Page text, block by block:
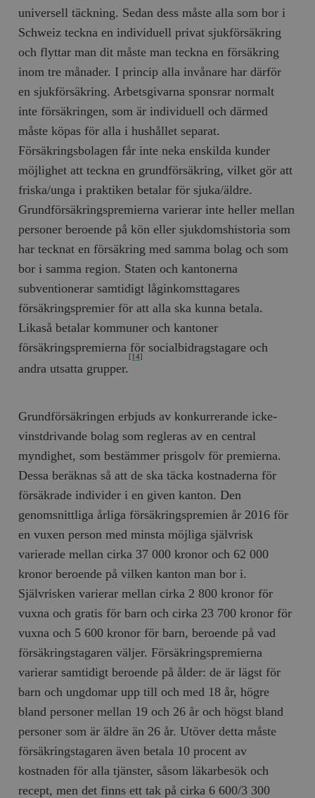
universell täckning. Sedan dess måste alla som bor i
Schweiz teckna en individuell privat sjukförsäkring
och flyttar man dit måste man teckna en försäkring
inom tre månader. I princip alla invånare har därför
en sjukförsäkring. Arbetsgivarna sponsrar normalt
inte försäkringen, som är individuell och därmed
måste köpas för alla i hushållet separat.
Försäkringsbolagen får inte neka enskilda kunder
möjlighet att teckna en grundförsäkring, vilket gör att
friska/unga i praktiken betalar för sjuka/äldre.
Grundförsäkringspremierna varierar inte heller mellan
personer beroende på kön eller sjukdomshistoria som
har tecknat en försäkring med samma bolag och som
bor i samma region. Staten och kantonerna
subventionerar samtidigt låginkomsttagares
försäkringspremier för att alla ska kunna betala.
Likaså betalar kommuner och kantoner
försäkringspremierna för socialbidragstagare och
andra utsatta grupper.
[14]
Grundförsäkringen erbjuds av konkurrerande icke-
vinstdrivande bolag som regleras av en central
myndighet, som bestämmer prisgolv för premierna.
Dessa beräknas så att de ska täcka kostnaderna för
försäkrade individer i en given kanton. Den
genomsnittliga årliga försäkringspremien år 2016 för
en vuxen person med minsta möjliga självrisk
varierade mellan cirka 37 000 kronor och 62 000
kronor beroende på vilken kanton man bor i.
Självrisken varierar mellan cirka 2 800 kronor för
vuxna och gratis för barn och cirka 23 700 kronor för
vuxna och 5 600 kronor för barn, beroende på vad
försäkringstagaren väljer. Försäkringspremierna
varierar samtidigt beroende på ålder: de är lägst för
barn och ungdomar upp till och med 18 år, högre
bland personer mellan 19 och 26 år och högst bland
personer som är äldre än 26 år. Utöver detta måste
försäkringstagaren även betala 10 procent av
kostnaden för alla tjänster, såsom läkarbesök och
recept, men det finns ett tak på cirka 6 600/3 300